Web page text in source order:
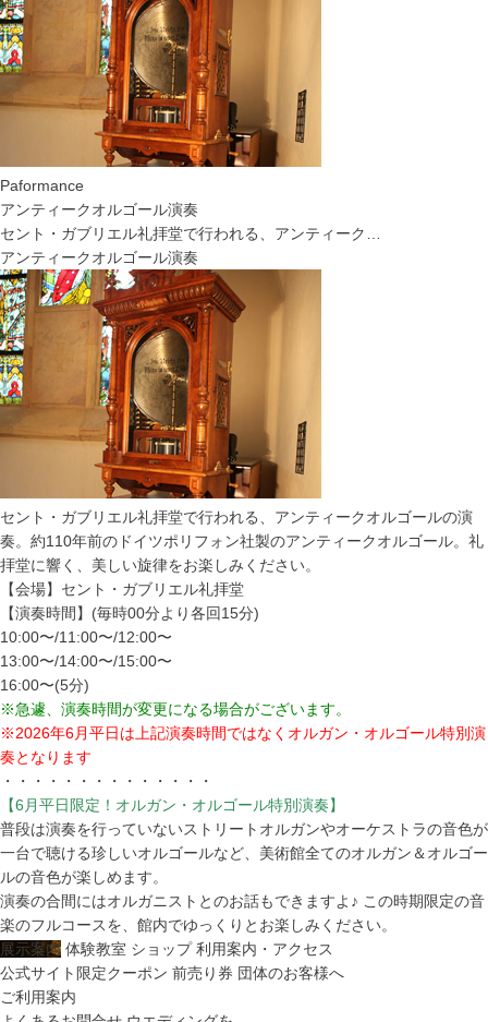
Paformance
アンティークオルゴール演奏
セント・ガブリエル礼拝堂で行われる、アンティーク…
アンティークオルゴール演奏
セント・ガブリエル礼拝堂で行われる、アンティークオルゴールの演
奏。約110年前のドイツポリフォン社製のアンティークオルゴール。礼
拝堂に響く、美しい旋律をお楽しみください。
【会場】セント・ガブリエル礼拝堂
【演奏時間】(毎時00分より各回15分)
10:00〜/11:00〜/12:00〜
13:00〜/14:00〜/15:00〜
16:00〜(5分)
※急遽、演奏時間が変更になる場合がございます。
※2026年6月平日は上記演奏時間ではなくオルガン・オルゴール特別演
奏となります
・・・・・・・・・・・・・・
【6月平日限定！オルガン・オルゴール特別演奏】
普段は演奏を行っていないストリートオルガンやオーケストラの音色が
一台で聴ける珍しいオルゴールなど、美術館全てのオルガン＆オルゴー
ルの音色が楽しめます。
演奏の合間にはオルガニストとのお話もできますよ♪ この時期限定の音
楽のフルコースを、館内でゆっくりとお楽しみください。
展示案内 体験教室 ショップ 利用案内・アクセス
公式サイト限定クーポン 前売り券 団体のお客様へ
ご利用案内